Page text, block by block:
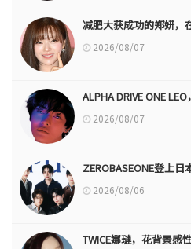
减肥大获成功的郑妍，
2026/08/07
ALPHA DRIVE ONE
2026/08/07
ZEROBASEONE登上
2026/08/06
TWICE娜璉，花背景